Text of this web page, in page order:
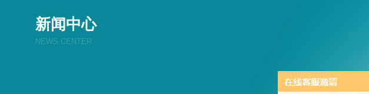
新闻中心
NEWS CENTER